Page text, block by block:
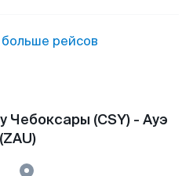
рейсов
Чебоксары (CSY) - Ауэ
(ZAU)